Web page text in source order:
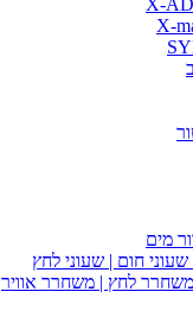
מים
חום | שעוני לחץ
לחץ | משחרר אוויר